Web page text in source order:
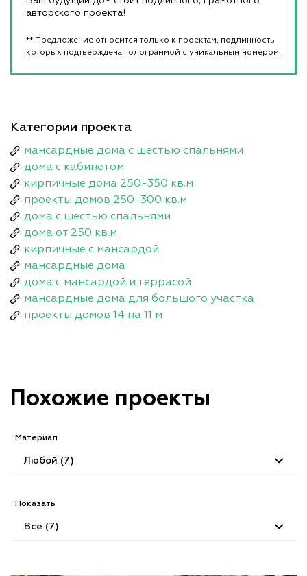
авторского проекта!
** Предложение относится только к проектам, подлинность
которых подтверждена голограммой с уникальным номером.
Категории проекта
мансардные дома с шестью спальнями
дома с кабинетом
кирпичные дома 250-350 кв.м
проекты домов 250-300 кв.м
дома с шестью спальнями
дома от 250 кв.м
кирпичные с мансардой
мансардные дома
дома с мансардой и террасой
мансардные дома для большого участка
проекты домов 14 на 11 м
Похожие проекты
Материал
Любой (7)
Показать
Все (7)